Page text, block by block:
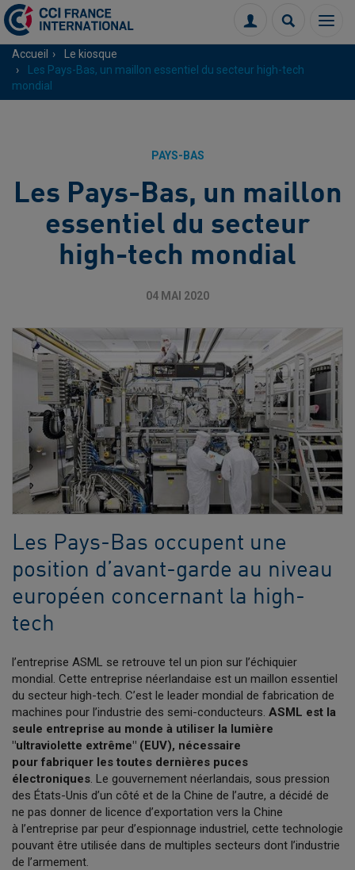
Menu
Connexion
Accueil
Le kiosque
Les Pays-Bas, un maillon essentiel du secteur high-tech
mondial
PAYS-BAS
Les Pays-Bas, un maillon
essentiel du secteur
high-tech mondial
04 MAI 2020
Les Pays-Bas occupent une
position d’avant-garde au niveau
européen concernant la high-
tech
l’entreprise ASML se retrouve tel un pion sur l’échiquier
mondial. Cette entreprise néerlandaise est un maillon essentiel
du secteur high-tech. C’est le leader mondial de fabrication de
machines pour l’industrie des semi-conducteurs. ASML est la
seule entreprise au monde à utiliser la lumière
"ultraviolette extrême" (EUV), nécessaire
pour fabriquer les toutes dernières puces
électroniques. Le gouvernement néerlandais, sous pression
des États-Unis d’un côté et de la Chine de l’autre, a décidé de
ne pas donner de licence d’exportation vers la Chine
à l’entreprise par peur d’espionnage industriel, cette technologie
pouvant être utilisée dans de multiples secteurs dont l’industrie
de l’armement.